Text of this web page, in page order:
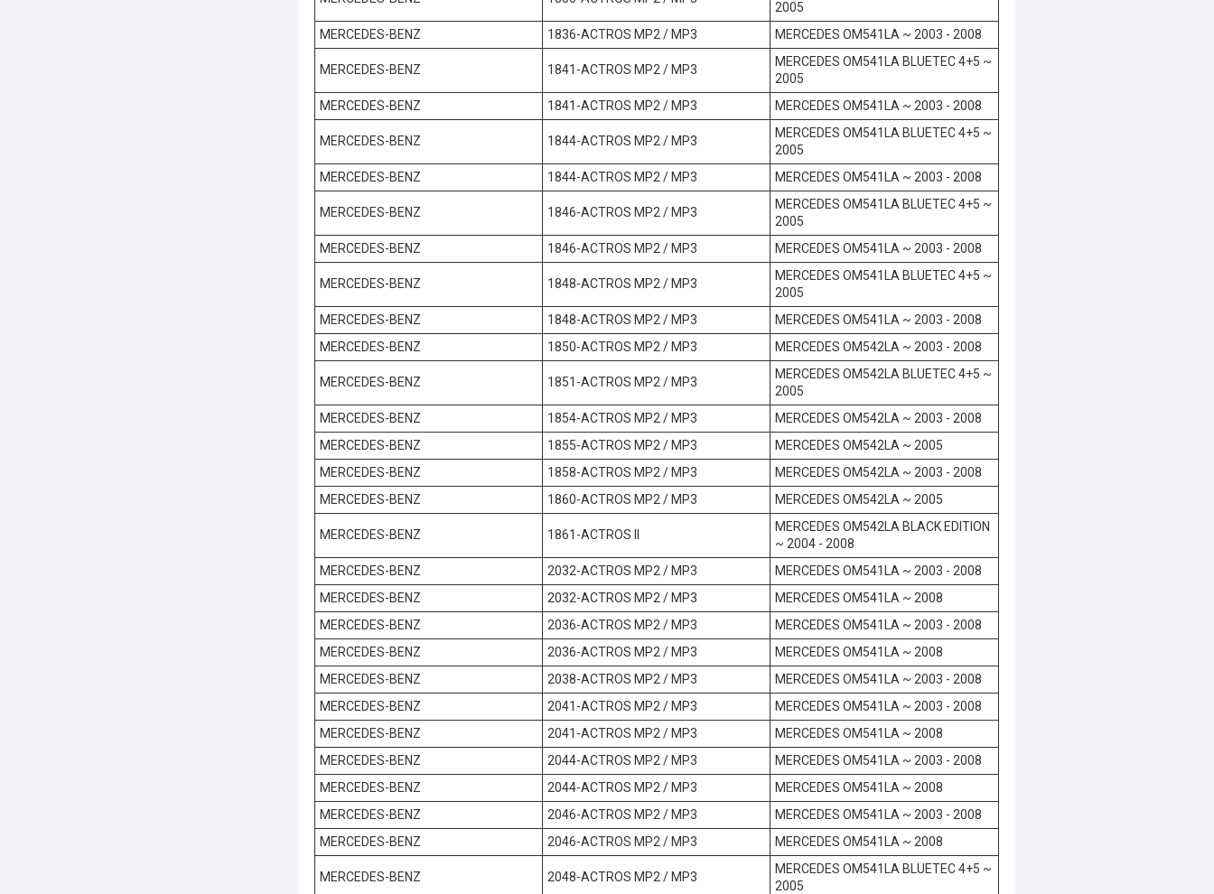
2005
MERCEDES-BENZ
1836-ACTROS MP2 / MP3 MERCEDES OM541LA ~ 2003 - 2008
MERCEDES-BENZ 1841-ACTROS MP2 / MP3
MERCEDES OM541LA BLUETEC 4+5 ~
2005
MERCEDES-BENZ
1841-ACTROS MP2 / MP3 MERCEDES OM541LA ~ 2003 - 2008
MERCEDES-BENZ 1844-ACTROS MP2 / MP3
MERCEDES OM541LA BLUETEC 4+5 ~
2005
MERCEDES-BENZ
1844-ACTROS MP2 / MP3 MERCEDES OM541LA ~ 2003 - 2008
MERCEDES-BENZ 1846-ACTROS MP2 / MP3
MERCEDES OM541LA BLUETEC 4+5 ~
2005
MERCEDES-BENZ
1846-ACTROS MP2 / MP3 MERCEDES OM541LA ~ 2003 - 2008
MERCEDES-BENZ 1848-ACTROS MP2 / MP3
MERCEDES OM541LA BLUETEC 4+5 ~
2005
MERCEDES-BENZ
1848-ACTROS MP2 / MP3
MERCEDES OM541LA ~ 2003 - 2008
MERCEDES-BENZ
1850-ACTROS MP2 / MP3 MERCEDES OM542LA ~ 2003 - 2008
MERCEDES-BENZ 1851-ACTROS MP2 / MP3
MERCEDES OM542LA BLUETEC 4+5 ~
2005
MERCEDES-BENZ
1854-ACTROS MP2 / MP3
MERCEDES OM542LA ~ 2003 - 2008
MERCEDES-BENZ
1855-ACTROS MP2 / MP3
MERCEDES OM542LA ~ 2005
MERCEDES-BENZ
1858-ACTROS MP2 / MP3
MERCEDES OM542LA ~ 2003 - 2008
MERCEDES-BENZ
1860-ACTROS MP2 / MP3 MERCEDES OM542LA ~ 2005
MERCEDES-BENZ 1861-ACTROS II
MERCEDES OM542LA BLACK EDITION
~ 2004 - 2008
MERCEDES-BENZ
2032-ACTROS MP2 / MP3
MERCEDES OM541LA ~ 2003 - 2008
MERCEDES-BENZ
2032-ACTROS MP2 / MP3
MERCEDES OM541LA ~ 2008
MERCEDES-BENZ
2036-ACTROS MP2 / MP3
MERCEDES OM541LA ~ 2003 - 2008
MERCEDES-BENZ
2036-ACTROS MP2 / MP3
MERCEDES OM541LA ~ 2008
MERCEDES-BENZ
2038-ACTROS MP2 / MP3
MERCEDES OM541LA ~ 2003 - 2008
MERCEDES-BENZ
2041-ACTROS MP2 / MP3
MERCEDES OM541LA ~ 2003 - 2008
MERCEDES-BENZ
2041-ACTROS MP2 / MP3
MERCEDES OM541LA ~ 2008
MERCEDES-BENZ
2044-ACTROS MP2 / MP3
MERCEDES OM541LA ~ 2003 - 2008
MERCEDES-BENZ
2044-ACTROS MP2 / MP3
MERCEDES OM541LA ~ 2008
MERCEDES-BENZ
2046-ACTROS MP2 / MP3
MERCEDES OM541LA ~ 2003 - 2008
MERCEDES-BENZ
2046-ACTROS MP2 / MP3 MERCEDES OM541LA ~ 2008
MERCEDES-BENZ 2048-ACTROS MP2 / MP3
MERCEDES OM541LA BLUETEC 4+5 ~
2005